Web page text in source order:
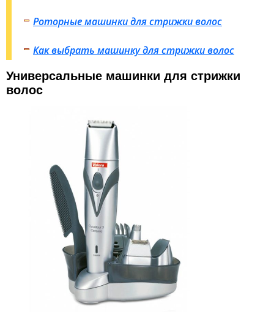
Роторные машинки для стрижки волос
Как выбрать машинку для стрижки волос
Универсальные машинки для стрижки
волос